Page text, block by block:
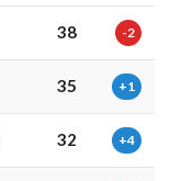
38 -2
35 +1
32 +4